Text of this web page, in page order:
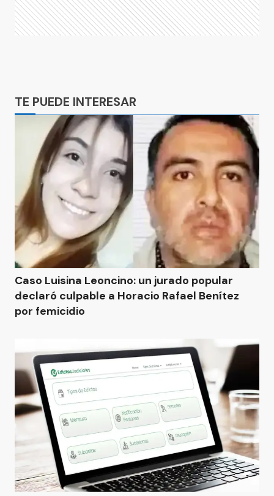
TE PUEDE INTERESAR
Caso Luisina Leoncino: un jurado popular
declaró culpable a Horacio Rafael Benítez
por femicidio